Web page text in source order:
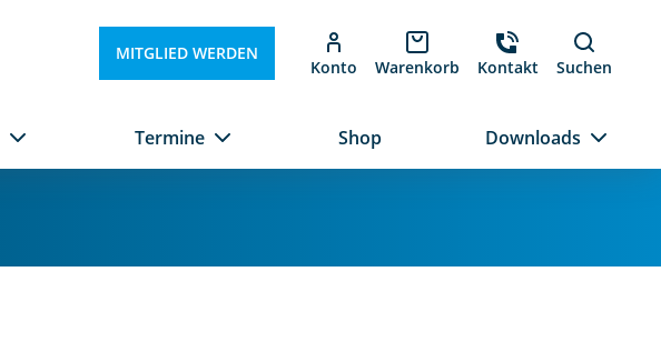
MITGLIED WERDEN
Konto Warenkorb Kontakt Suchen
Termine Shop Downloads